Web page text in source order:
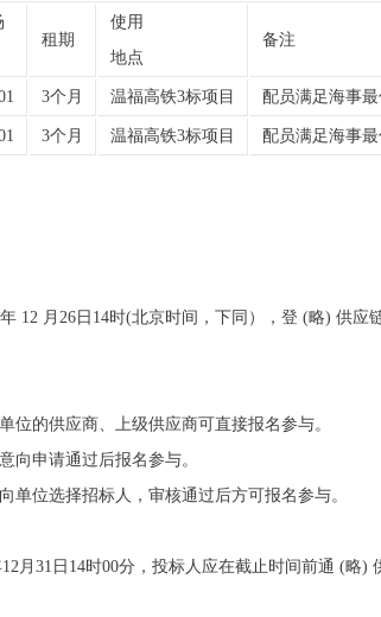
租期
使用
地点
备注
3个月 温福高铁3标项目 配员满足海事
3个月 温福高铁3标项目 配员满足海事
12 月26日14时(北京时间，下同），登 (略) 供
位的供应商、上级供应商可直接报名参与。
向申请通过后报名参与。
单位选择招标人，审核通过后方可报名参与。
月31日14时00分，投标人应在截止时间前通 (略)